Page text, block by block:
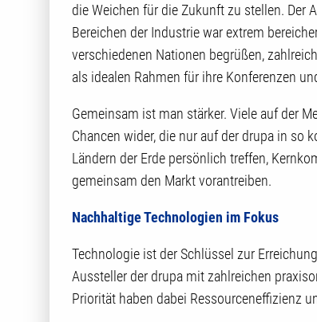
die Weichen für die Zukunft zu stellen. Der
Bereichen der Industrie war extrem
verschiedenen Nationen begrüßen,
als idealen Rahmen für ihre Konferenzen
Gemeinsam ist man stärker. Viele auf der
Chancen wider, die nur auf der drupa in so
Ländern der Erde persönlich treffen,
gemeinsam den Markt vorantreiben.
Nachhaltige Technologien im Fokus
Technologie ist der Schlüssel zur
Aussteller der drupa mit zahlreichen
Priorität haben dabei Ressourceneffizienz